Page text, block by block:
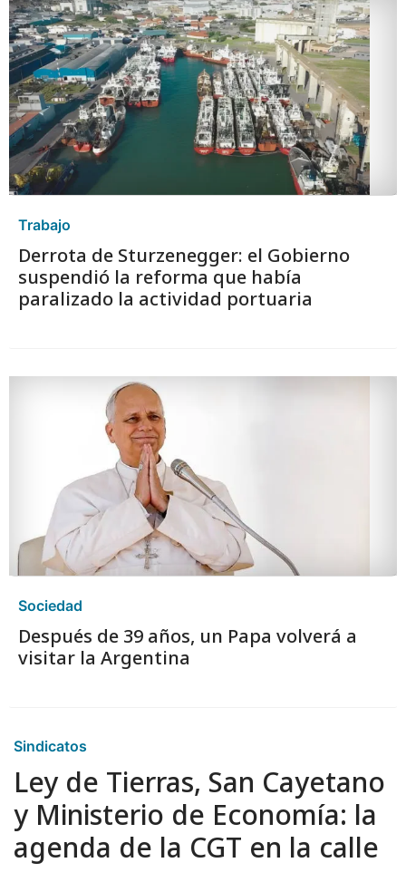
Trabajo
Derrota de Sturzenegger: el Gobierno
suspendió la reforma que había
paralizado la actividad portuaria
Sociedad
Después de 39 años, un Papa volverá a
visitar la Argentina
Sindicatos
Ley de Tierras, San Cayetano
y Ministerio de Economía: la
agenda de la CGT en la calle